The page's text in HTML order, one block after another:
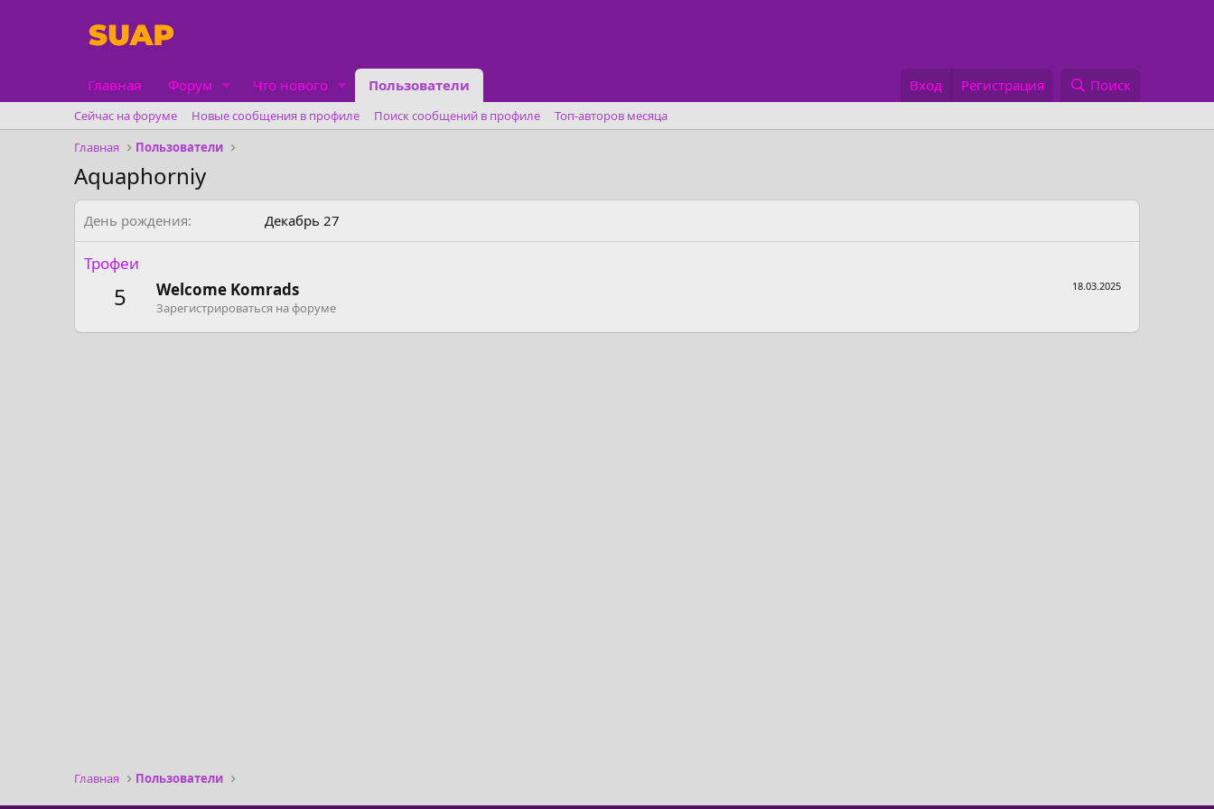
Главная Форум Что нового Пользователи Вход Регистрация Поиск
Сейчас на форуме Новые сообщения в профиле Поиск сообщений в профиле
Топ-авторов месяца
Главная
Пользователи
Aquaphorniy
День рождения Декабрь 27
Трофеи
5 18.03.2025
Welcome Komrads
Зарегистрироваться на форуме
Главная Пользователи